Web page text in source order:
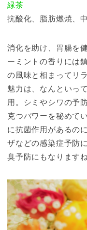
緑茶
抗酸化、脂肪燃焼、
消化を助け、胃腸を
ーミントの香りには
の風味と相まってリ
魅力は、なんといっ
用。シミやシワの予
克つパワーを秘めて
に抗菌作用があるの
ザなどの感染症予防
臭予防にもなりますね